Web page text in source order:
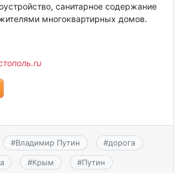
санитарное содержание
многоквартирных домов.
#Владимир Путин #дорога
#Крым #Путин